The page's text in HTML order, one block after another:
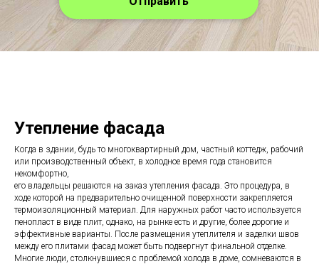
Утепление фасада
Когда в здании, будь то многоквартирный дом, частный коттедж, рабочий
или производственный объект, в холодное время года становится
некомфортно,
его владельцы решаются на заказ утепления фасада. Это процедура, в
ходе которой на предварительно очищенной поверхности закрепляется
термоизоляционный материал. Для наружных работ часто используется
пенопласт в виде плит, однако, на рынке есть и другие, более дорогие и
эффективные варианты. После размещения утеплителя и заделки швов
между его плитами фасад может быть подвергнут финальной отделке.
Многие люди, столкнувшиеся с проблемой холода в доме, сомневаются в